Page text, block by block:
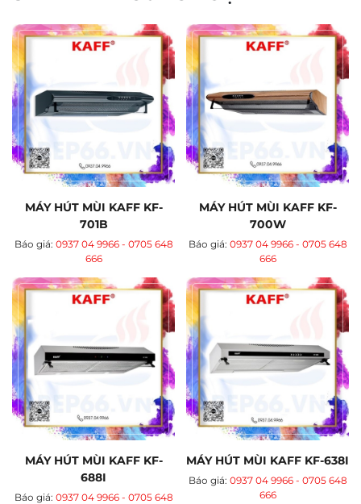
MÁY HÚT MÙI KAFF KF-
701B
Báo giá: 0937 04 9966 - 0705 648
666
MÁY HÚT MÙI KAFF KF-
700W
Báo giá: 0937 04 9966 - 0705 648
666
MÁY HÚT MÙI KAFF KF-
688I
Báo giá: 0937 04 9966 - 0705 648
MÁY HÚT MÙI KAFF KF-638I
Báo giá: 0937 04 9966 - 0705 648
666